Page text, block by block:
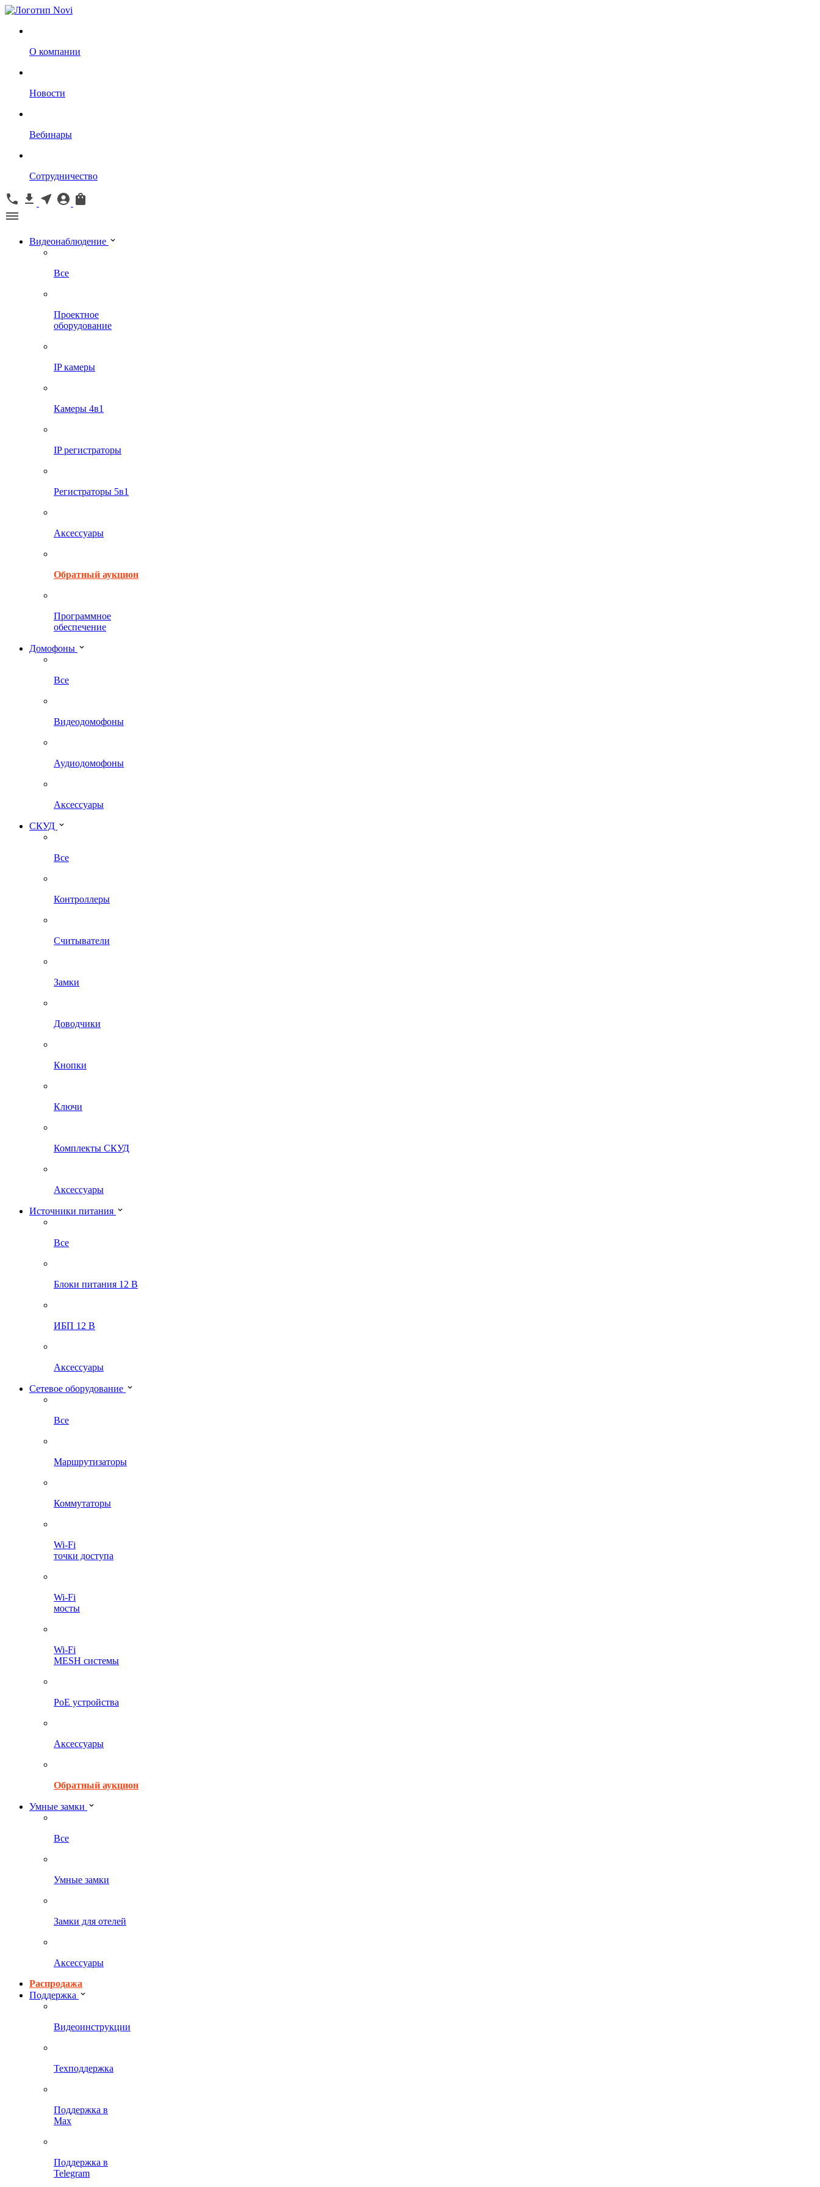
О компании
Новости
Вебинары
Сотрудничество
Видеонаблюдение
Все
Проектное
оборудование
IP камеры
Камеры 4в1
IP регистраторы
Регистраторы 5в1
Аксессуары
Обратный аукцион
Программное
обеспечение
Домофоны
Все
Видеодомофоны
Аудиодомофоны
Аксессуары
СКУД
Все
Контроллеры
Считыватели
Замки
Доводчики
Кнопки
Ключи
Комплекты СКУД
Аксессуары
Источники питания
Все
Блоки питания 12 В
ИБП 12 В
Аксессуары
Сетевое оборудование
Все
Маршрутизаторы
Коммутаторы
Wi-Fi
точки доступа
Wi-Fi
мосты
Wi-Fi
MESH системы
PoE устройства
Аксессуары
Обратный аукцион
Умные замки
Все
Умные замки
Замки для отелей
Аксессуары
Распродажа
Поддержка
Видеоинструкции
Техподдержка
Поддержка в
Max
Поддержка в
Telegram